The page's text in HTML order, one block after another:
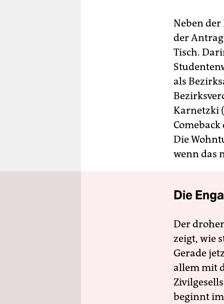
Neben
der
Tisch.
als
Karnetzki
Die
wenn das
Die
Der
zeigt, wie
Gerade
allem mit
beginnt